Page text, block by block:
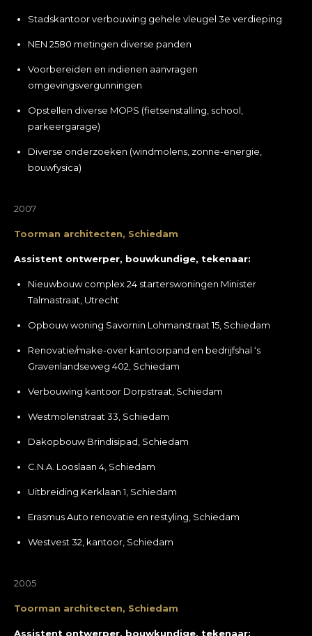
Stadskantoor verbouwing gehele vleugel 3e verdieping
NEN 2580 metingen diverse panden
Voorbereiden en indienen aanvragen
omgevingsvergunningen
Opstellen diverse MOPS (fietsenstalling, school,
parkeergarage)
Diverse onderzoeken (windmolens, zonne-energie,
bouwfysica)
2007
Toorman architecten, Schiedam
Assistent ontwerper, bouwkundige, tekenaar:
Nieuwbouw complex 24 starterswoningen Minister
Talmastraat, Utrecht
Opbouw woning Savornin Lohmanstraat 15, Schiedam
Renovatie/make-over kantoorpand en bedrijfshal ‘s
Gravenlandseweg 402, Schiedam
Verbouwing kantoor Dorpstraat, Schiedam
Westmolenstraat 33, Schiedam
Dakopbouw Brindisipad, Schiedam
C.N.A. Looslaan 4, Schiedam
Uitbreiding Kerklaan 1, Schiedam
Erasmus Auto renovatie en restyling, Schiedam
Westvest 32, kantoor, Schiedam
2005
Toorman architecten, Schiedam
Assistent ontwerper, bouwkundige, tekenaar: